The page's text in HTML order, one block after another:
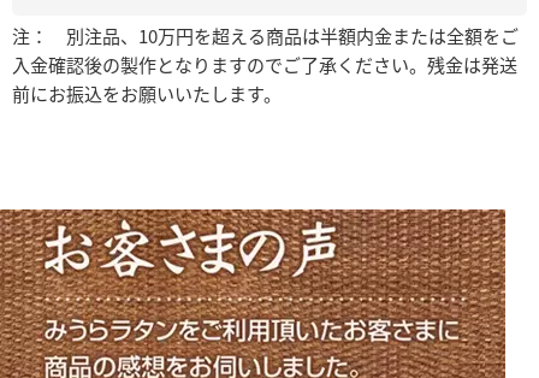
注： 別注品、10万円を超える商品は半額内金または全額をご
入金確認後の製作となりますのでご了承ください。残金は発送
前にお振込をお願いいたします。